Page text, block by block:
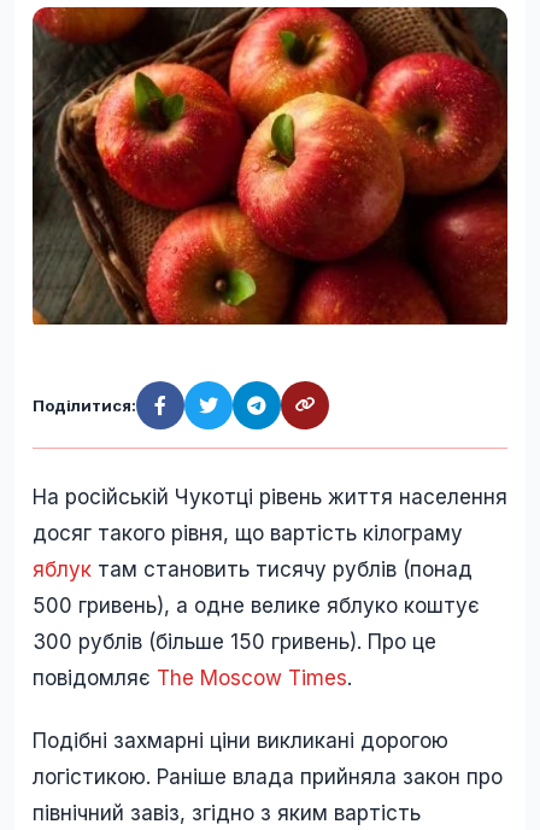
Поділитися:
На російській Чукотці рівень життя населення
досяг такого рівня, що вартість кілограму
яблук там становить тисячу рублів (понад
500 гривень), а одне велике яблуко коштує
300 рублів (більше 150 гривень). Про це
повідомляє The Moscow Times.
Подібні захмарні ціни викликані дорогою
логістикою. Раніше влада прийняла закон про
північний завіз, згідно з яким вартість